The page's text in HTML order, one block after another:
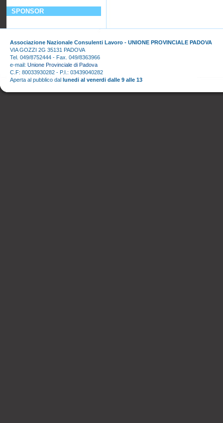
SPONSOR
Associazione Nazionale Consulenti Lavoro - UNIONE PROVINCIALE PADOVA
VIA GOZZI 2G 35131 PADOVA
Tel. 049/8752444 - Fax. 049/8363966
e-mail: Unione Provinciale di Padova
C.F: 80033930282 - P.I.: 03439040282
Aperta al pubblico dal lunedi al venerdi dalle 9 alle 13